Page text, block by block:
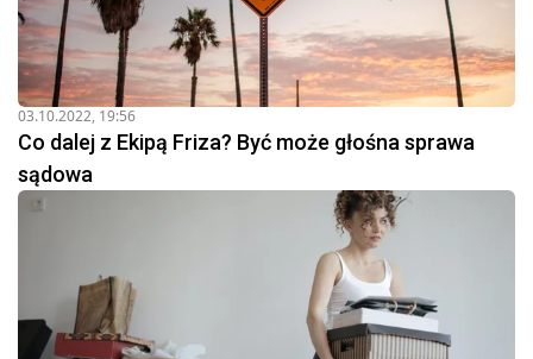
03.10.2022, 19:56
Co dalej z Ekipą Friza? Być może głośna sprawa
sądowa